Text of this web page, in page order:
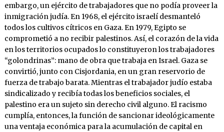
embargo, un ejército de trabajadores que no podía proveer la
inmigración judía. En 1968, el ejército israelí desmanteló
todos los cultivos cítricos en Gaza. En 1979, Egipto se
comprometió a no recibir palestinos. Así, el corazón de la vida
en los territorios ocupados lo constituyeron los trabajadores
“golondrinas”: mano de obra que trabaja en Israel. Gaza se
convirtió, junto con Cisjordania, en un gran reservorio de
fuerza de trabajo barata. Mientras el trabajador judío estaba
sindicalizado y recibía todas los beneficios sociales, el
palestino era un sujeto sin derecho civil alguno. El racismo
cumplía, entonces, la función de sancionar ideológicamente
una ventaja económica para la acumulación de capital en